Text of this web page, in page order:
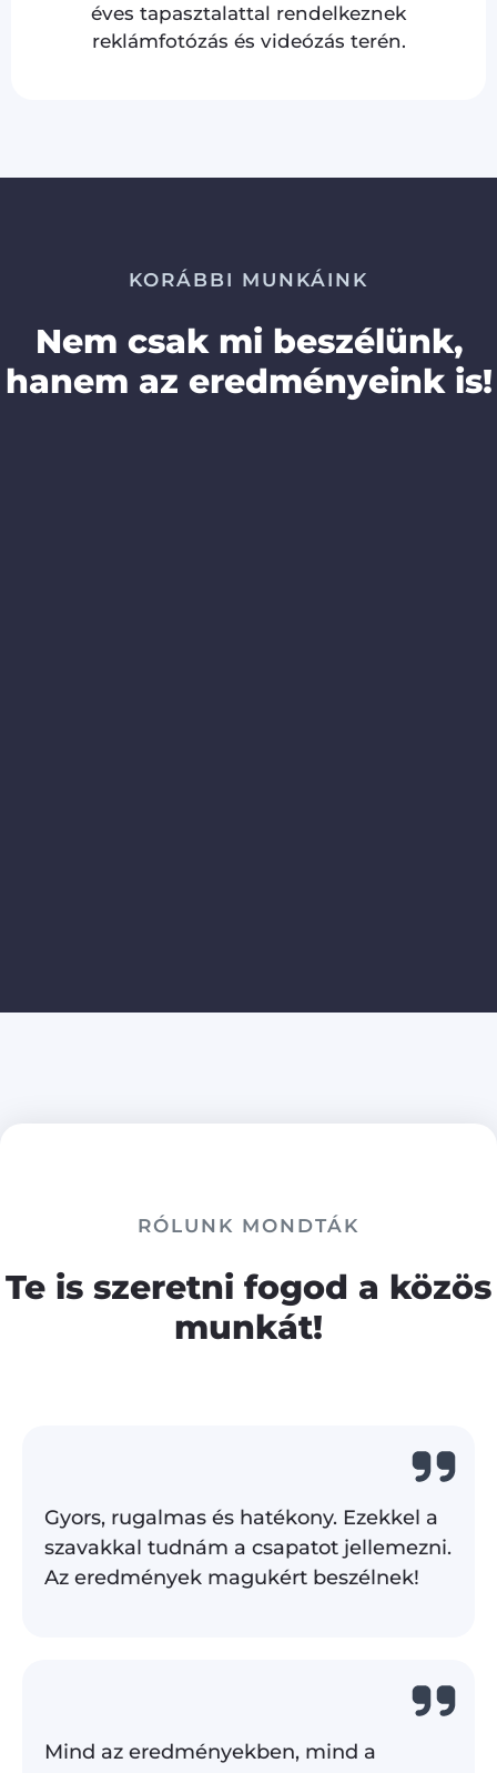
éves tapasztalattal rendelkeznek
reklámfotózás és videózás terén.
KORÁBBI MUNKÁINK
Nem csak mi beszélünk,
hanem az eredményeink is!
RÓLUNK MONDTÁK
Te is szeretni fogod a közös
munkát!
Gyors, rugalmas és hatékony. Ezekkel a
szavakkal tudnám a csapatot jellemezni.
Az eredmények magukért beszélnek!
Mind az eredményekben, mind a